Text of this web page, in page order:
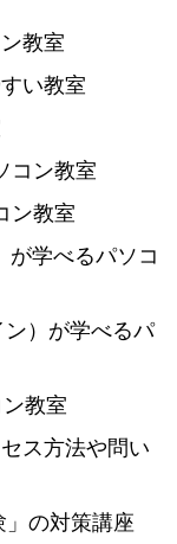
教室
い教室
コン教室
ン教室
学べるパソコ
）が学べるパ
教室
ス方法や問い
の対策講座